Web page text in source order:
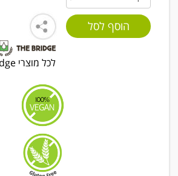
לכל מוצרי The Bridge לחץ כאן